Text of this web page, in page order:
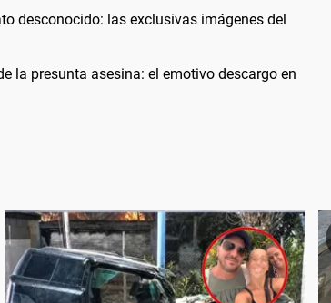
desconocido: las exclusivas imágenes del
la presunta asesina: el emotivo descargo en